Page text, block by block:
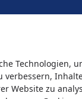
Technologien,
Website zu